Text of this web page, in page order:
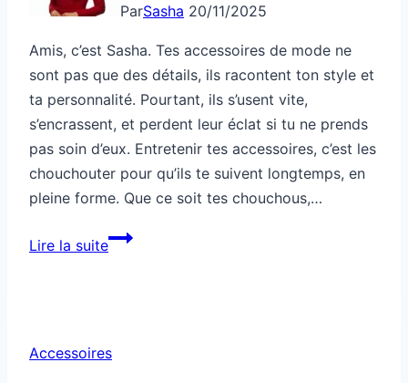
ParSasha 20/11/2025
Amis, c’est Sasha. Tes accessoires de mode ne
sont pas que des détails, ils racontent ton style et
ta personnalité. Pourtant, ils s’usent vite,
s’encrassent, et perdent leur éclat si tu ne prends
pas soin d’eux. Entretenir tes accessoires, c’est les
chouchouter pour qu’ils te suivent longtemps, en
pleine forme. Que ce soit tes chouchous,…
Lire la suiteComment
les
Accessoires